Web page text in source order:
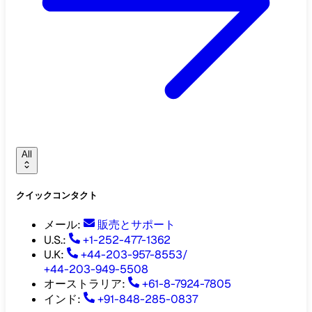
All
クイックコンタクト
メール:
販売とサポート
U.S.:
+1-252-477-1362
U.K:
+44-203-957-8553/
+44-203-949-5508
オーストラリア:
+61-8-7924-7805
インド: +91-848-285-0837